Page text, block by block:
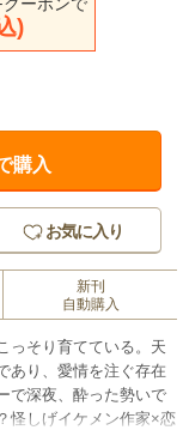
ーポンで
)
購入
お気に入り
新刊
自動購入
っそり育てている。天
あり、愛情を注ぐ存在
で深夜、酔った勢いで
怪しげイケメン作家×恋